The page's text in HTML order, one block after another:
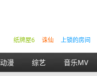
上锁的房间
诛仙
纸牌屋6
动漫 综艺 音乐MV